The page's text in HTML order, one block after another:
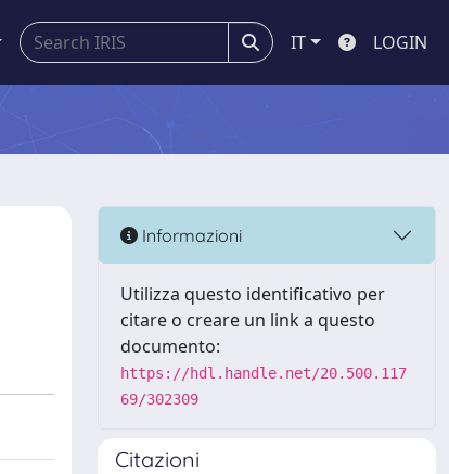
IT LOGIN
Informazioni
Utilizza questo identificativo per
citare o creare un link a questo
documento:
https://hdl.handle.net/20.500.117
69/302309
Citazioni